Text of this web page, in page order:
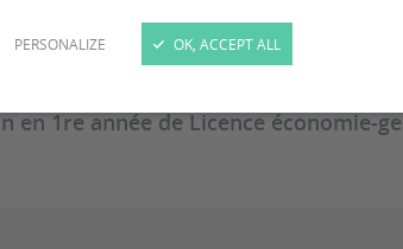
PERSONALIZE OK, ACCEPT ALL
une 1ère année de licence à
: vous avez la possibilité de vous
en 1re année de Licence économie-